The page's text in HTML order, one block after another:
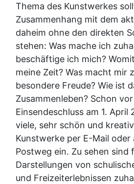
Thema des Kunstwerkes
Zusammenhang mit dem
daheim ohne den direkten
stehen: Was mache ich
beschäftige ich mich?
meine Zeit? Was macht mir
besondere Freude? Wie ist
Zusammenleben? Schon
Einsendeschluss am 1. April
viele, sehr schön und
Kunstwerke per E-Mail oder
Postweg ein. Zu sehen sind
Darstellungen von
und Freizeiterlebnissen